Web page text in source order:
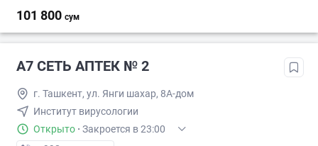
101 800 сум
А7 СЕТЬ АПТЕК № 2
г. Ташкент, ул. Янги шахар, 8А-дом
Институт вирусологии
Открыто · Закроется в 23:00